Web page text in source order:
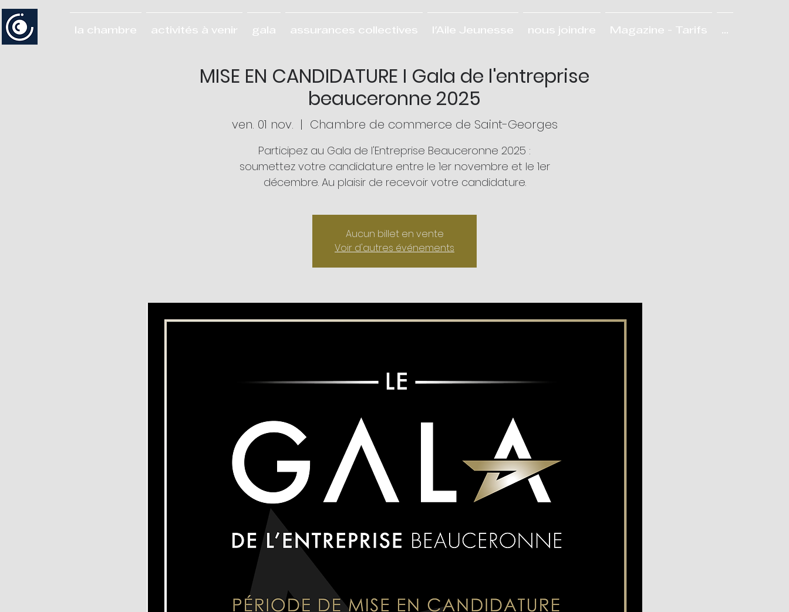
la chambre activités à venir gala assurances collectives l'Aile Jeunesse nous joindre Magazine - Tarifs ...
MISE EN CANDIDATURE I Gala de l'entreprise
beauceronne 2025
ven. 01 nov.
  |
Chambre de commerce de Saint-Georges
Participez au Gala de l'Entreprise Beauceronne 2025 :
soumettez votre candidature entre le 1er novembre et le 1er
décembre. Au plaisir de recevoir votre candidature.
Aucun billet en vente
Voir d'autres événements